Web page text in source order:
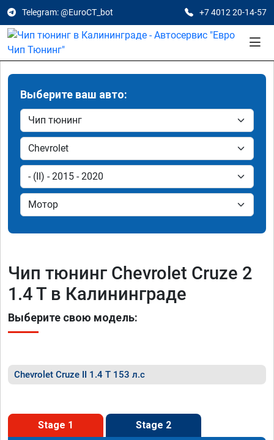
Telegram: @EuroCT_bot +7 4012 20-14-57
Выберите ваш авто:
Чип тюнинг Chevrolet Cruze 2
1.4 T в Калининграде
Выберите свою модель:
Chevrolet Cruze II 1.4 T 153 л.с
Stage 1 Stage 2